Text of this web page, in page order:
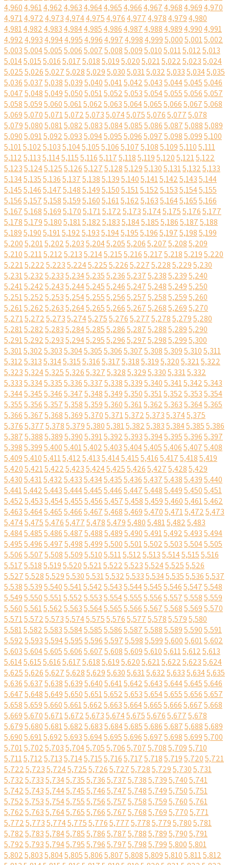
4,9604,9614,9624,9634,9644,9654,9664,9674,9684,9694,970
4,9714,9724,9734,9744,9754,9764,9774,9784,9794,980
4,9814,9824,9834,9844,9854,9864,9874,9884,9894,9904,991
4,9924,9934,9944,9954,9964,9974,9984,9995,0005,0015,002
5,0035,0045,0055,0065,0075,0085,0095,0105,0115,0125,013
5,0145,0155,0165,0175,0185,0195,0205,0215,0225,0235,024
5,0255,0265,0275,0285,0295,0305,0315,0325,0335,0345,035
5,0365,0375,0385,0395,0405,0415,0425,0435,0445,0455,046
5,0475,0485,0495,0505,0515,0525,0535,0545,0555,0565,057
5,0585,0595,0605,0615,0625,0635,0645,0655,0665,0675,068
5,0695,0705,0715,0725,0735,0745,0755,0765,0775,078
5,0795,0805,0815,0825,0835,0845,0855,0865,0875,0885,089
5,0905,0915,0925,0935,0945,0955,0965,0975,0985,0995,100
5,1015,1025,1035,1045,1055,1065,1075,1085,1095,1105,111
5,1125,1135,1145,1155,1165,1175,1185,1195,1205,1215,122
5,1235,1245,1255,1265,1275,1285,1295,1305,1315,1325,133
5,1345,1355,1365,1375,1385,1395,1405,1415,1425,1435,144
5,1455,1465,1475,1485,1495,1505,1515,1525,1535,1545,155
5,1565,1575,1585,1595,1605,1615,1625,1635,1645,1655,166
5,1675,1685,1695,1705,1715,1725,1735,1745,1755,1765,177
5,1785,1795,1805,1815,1825,1835,1845,1855,1865,1875,188
5,1895,1905,1915,1925,1935,1945,1955,1965,1975,1985,199
5,2005,2015,2025,2035,2045,2055,2065,2075,2085,209
5,2105,2115,2125,2135,2145,2155,2165,2175,2185,2195,220
5,2215,2225,2235,2245,2255,2265,2275,2285,2295,230
5,2315,2325,2335,2345,2355,2365,2375,2385,2395,240
5,2415,2425,2435,2445,2455,2465,2475,2485,2495,250
5,2515,2525,2535,2545,2555,2565,2575,2585,2595,260
5,2615,2625,2635,2645,2655,2665,2675,2685,2695,270
5,2715,2725,2735,2745,2755,2765,2775,2785,2795,280
5,2815,2825,2835,2845,2855,2865,2875,2885,2895,290
5,2915,2925,2935,2945,2955,2965,2975,2985,2995,300
5,3015,3025,3035,3045,3055,3065,3075,3085,3095,3105,311
5,3125,3135,3145,3155,3165,3175,3185,3195,3205,3215,322
5,3235,3245,3255,3265,3275,3285,3295,3305,3315,332
5,3335,3345,3355,3365,3375,3385,3395,3405,3415,3425,343
5,3445,3455,3465,3475,3485,3495,3505,3515,3525,3535,354
5,3555,3565,3575,3585,3595,3605,3615,3625,3635,3645,365
5,3665,3675,3685,3695,3705,3715,3725,3735,3745,375
5,3765,3775,3785,3795,3805,3815,3825,3835,3845,3855,386
5,3875,3885,3895,3905,3915,3925,3935,3945,3955,3965,397
5,3985,3995,4005,4015,4025,4035,4045,4055,4065,4075,408
5,4095,4105,4115,4125,4135,4145,4155,4165,4175,4185,419
5,4205,4215,4225,4235,4245,4255,4265,4275,4285,429
5,4305,4315,4325,4335,4345,4355,4365,4375,4385,4395,440
5,4415,4425,4435,4445,4455,4465,4475,4485,4495,4505,451
5,4525,4535,4545,4555,4565,4575,4585,4595,4605,4615,462
5,4635,4645,4655,4665,4675,4685,4695,4705,4715,4725,473
5,4745,4755,4765,4775,4785,4795,4805,4815,4825,483
5,4845,4855,4865,4875,4885,4895,4905,4915,4925,4935,494
5,4955,4965,4975,4985,4995,5005,5015,5025,5035,5045,505
5,5065,5075,5085,5095,5105,5115,5125,5135,5145,5155,516
5,5175,5185,5195,5205,5215,5225,5235,5245,5255,526
5,5275,5285,5295,5305,5315,5325,5335,5345,5355,5365,537
5,5385,5395,5405,5415,5425,5435,5445,5455,5465,5475,548
5,5495,5505,5515,5525,5535,5545,5555,5565,5575,5585,559
5,5605,5615,5625,5635,5645,5655,5665,5675,5685,5695,570
5,5715,5725,5735,5745,5755,5765,5775,5785,5795,580
5,5815,5825,5835,5845,5855,5865,5875,5885,5895,5905,591
5,5925,5935,5945,5955,5965,5975,5985,5995,6005,6015,602
5,6035,6045,6055,6065,6075,6085,6095,6105,6115,6125,613
5,6145,6155,6165,6175,6185,6195,6205,6215,6225,6235,624
5,6255,6265,6275,6285,6295,6305,6315,6325,6335,6345,635
5,6365,6375,6385,6395,6405,6415,6425,6435,6445,6455,646
5,6475,6485,6495,6505,6515,6525,6535,6545,6555,6565,657
5,6585,6595,6605,6615,6625,6635,6645,6655,6665,6675,668
5,6695,6705,6715,6725,6735,6745,6755,6765,6775,678
5,6795,6805,6815,6825,6835,6845,6855,6865,6875,6885,689
5,6905,6915,6925,6935,6945,6955,6965,6975,6985,6995,700
5,7015,7025,7035,7045,7055,7065,7075,7085,7095,710
5,7115,7125,7135,7145,7155,7165,7175,7185,7195,7205,721
5,7225,7235,7245,7255,7265,7275,7285,7295,7305,731
5,7325,7335,7345,7355,7365,7375,7385,7395,7405,741
5,7425,7435,7445,7455,7465,7475,7485,7495,7505,751
5,7525,7535,7545,7555,7565,7575,7585,7595,7605,761
5,7625,7635,7645,7655,7665,7675,7685,7695,7705,771
5,7725,7735,7745,7755,7765,7775,7785,7795,7805,781
5,7825,7835,7845,7855,7865,7875,7885,7895,7905,791
5,7925,7935,7945,7955,7965,7975,7985,7995,8005,801
5,8025,8035,8045,8055,8065,8075,8085,8095,8105,8115,812